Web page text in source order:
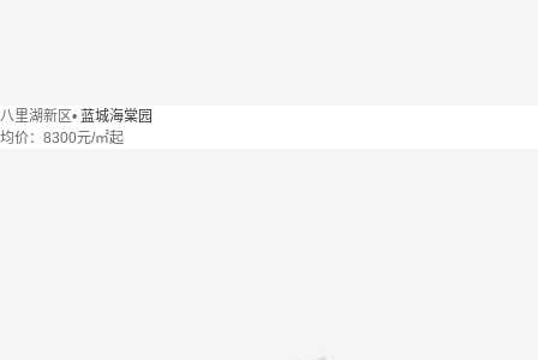
八里湖新区• 蓝城海棠园
均价： 8300元/㎡起